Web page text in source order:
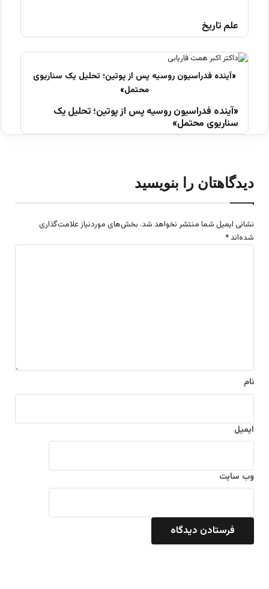
علم تاریخ
«آینده فدراسیون روسیه پس از پوتین؛ تحلیل یک
سناریوی محتمل»
دیدگاهتان را بنویسید
نشانی ایمیل شما منتشر نخواهد شد. بخش‌های موردنیاز علامت‌گذاری
شده‌اند *
نام
ایمیل
وب‌ سایت